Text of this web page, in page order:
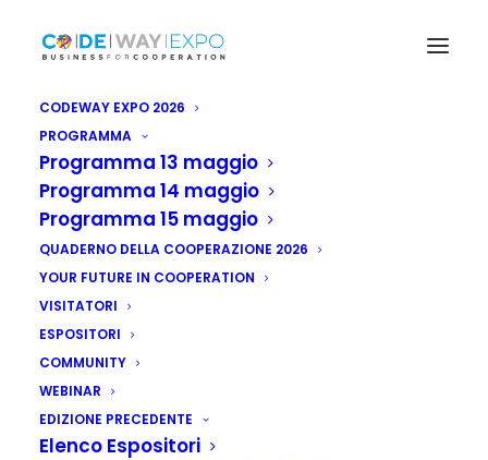
CODEWAY EXPO 2026
PROGRAMMA
Programma 13 maggio
Programma 14 maggio
Programma 15 maggio
QUADERNO DELLA COOPERAZIONE 2026
YOUR FUTURE IN COOPERATION
VISITATORI
ESPOSITORI
COMMUNITY
WEBINAR
EDIZIONE PRECEDENTE
Elenco Espositori